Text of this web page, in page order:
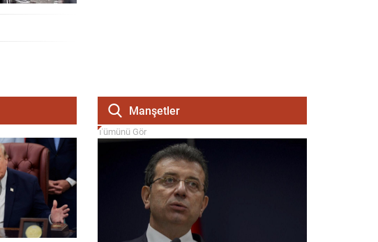
Manşetler
Tümünü Gör